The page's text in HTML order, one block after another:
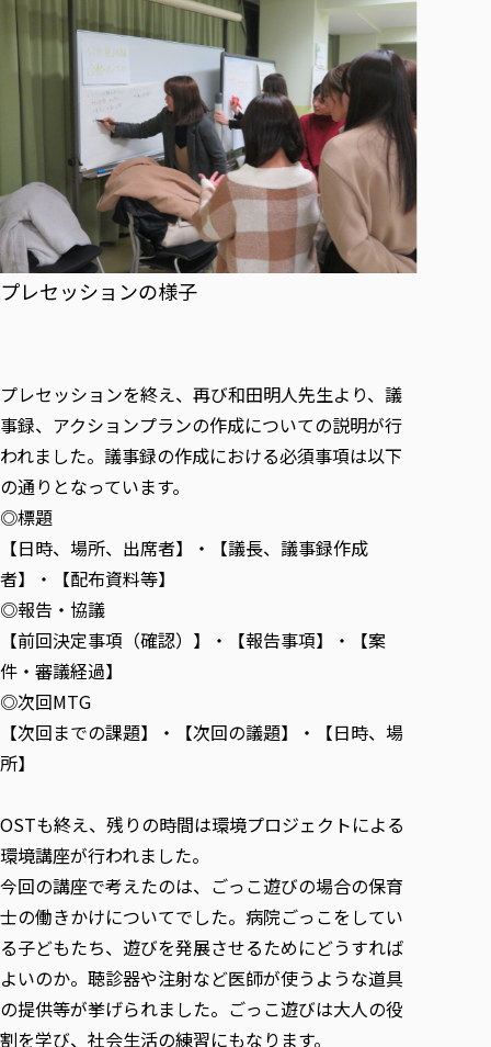
プレセッションの様子
プレセッションを終え、再び和田明人先生より、議
事録、アクションプランの作成についての説明が行
われました。議事録の作成における必須事項は以下
の通りとなっています。
◎標題
【日時、場所、出席者】・【議長、議事録作成
者】・【配布資料等】
◎報告・協議
【前回決定事項（確認）】・【報告事項】・【案
件・審議経過】
◎次回MTG
【次回までの課題】・【次回の議題】・【日時、場
所】
OSTも終え、残りの時間は環境プロジェクトによる
環境講座が行われました。
今回の講座で考えたのは、ごっこ遊びの場合の保育
士の働きかけについてでした。病院ごっこをしてい
る子どもたち、遊びを発展させるためにどうすれば
よいのか。聴診器や注射など医師が使うような道具
の提供等が挙げられました。ごっこ遊びは大人の役
割を学び、社会生活の練習にもなります。